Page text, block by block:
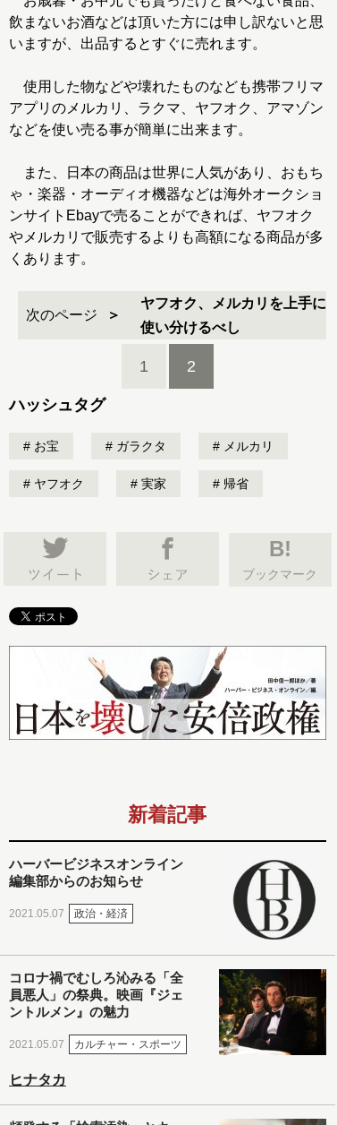
飲まないお酒などは頂いた方には申し訳ないと思
いますが、出品するとすぐに売れます。
使用した物などや壊れたものなども携帯フリマ
アプリのメルカリ、ラクマ、ヤフオク、アマゾン
などを使い売る事が簡単に出来ます。
また、日本の商品は世界に人気があり、おもち
ゃ・楽器・オーディオ機器などは海外オークショ
ンサイトEbayで売ることができれば、ヤフオク
やメルカリで販売するよりも高額になる商品が多
くあります。
次のページ
ヤフオク、メルカリを上手に
使い分けるべし
1 2
ハッシュタグ
お宝 ガラクタ メルカリ
ヤフオク 実家 帰省
B!
ブックマーク
新着記事
ハーバービジネスオンライン
編集部からのお知らせ
2021.05.07 政治・経済
コロナ禍でむしろ沁みる「全
員悪人」の祭典。映画『ジェ
ントルメン』の魅力
2021.05.07 カルチャー・スポーツ
ヒナタカ